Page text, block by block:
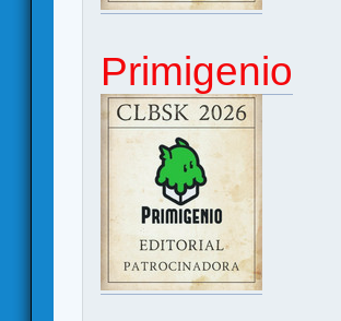
Primigenio